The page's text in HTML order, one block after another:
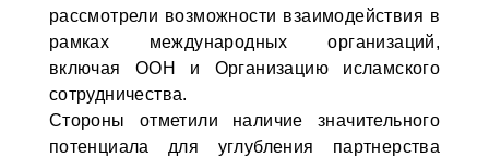
рассмотрели возможности взаимодействия в
рамках международных организаций,
включая ООН и Организацию исламского
сотрудничества.
Стороны отметили наличие значительного
потенциала для углубления партнерства